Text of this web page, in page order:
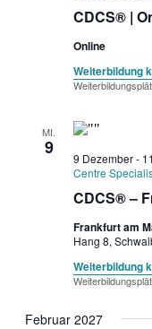
CDCS® |
Online
Weiterbildung
MI.
9
CDCS® –
9 Dezember-
Centre
Frankfurt am
Hang 8,
Weiterbildung
Februar 2027